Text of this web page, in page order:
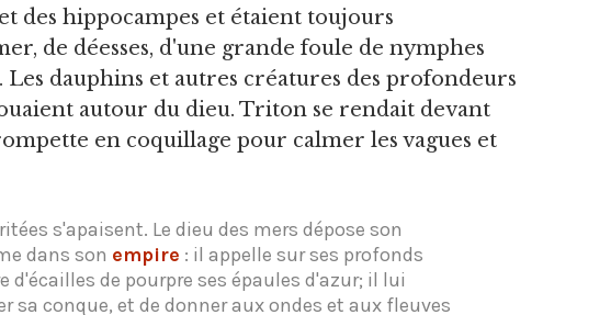
des hippocampes et étaient toujours
de déesses, d'une grande foule de nymphes
dauphins et autres créatures des profondeurs
autour du dieu. Triton se rendait devant
en coquillage pour calmer les vagues et
s'apaisent. Le dieu des mers dépose son
dans son empire : il appelle sur ses profonds
d'écailles de pourpre ses épaules d'azur; il lui
sa conque, et de donner aux ondes et aux fleuves